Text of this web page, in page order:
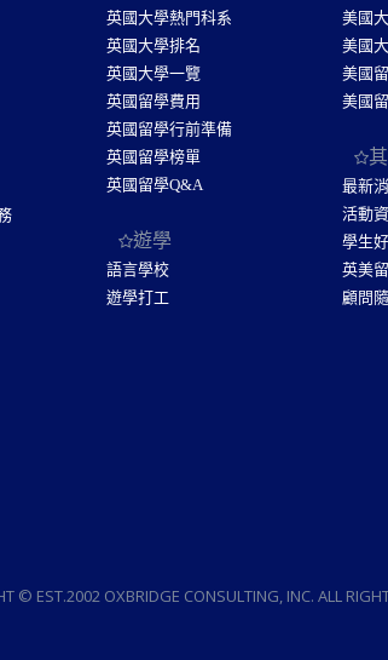
英國大學熱門科系
英國大學排名
英國大學一覽
英國留學費用
英國留學行前準備
英國留學榜單
英國留學Q&A
遊學
語言學校
遊學打工
美國
美國
美國
美國
最新
活動
學生
英美
顧問
© EST.2002 OXBRIDGE CONSULTING, INC. ALL